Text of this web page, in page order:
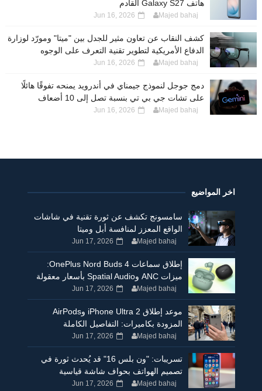
هاتف Galaxy S27 القادم
Majed bahaj
Jun 16, 2026
كشف النقاب عن تعاون مثير للجدل بين "ميتا" ومورّد لوزارة
الدفاع الأمريكية لتطوير تقنية التعرف على الوجوه
Majed bahaj
Jun 16, 2026
دمج جوجل لنموذج جيمناي في أندرويد يمنحه تفوقًا هائلًا
على تشات جي بي تي بنسبة تصل إلى 10 أضعاف
Majed bahaj
Jun 16, 2026
اخر المواضيع
سامسونج تكشف عن ثورة تقنية في شاشات
الواقع المعزز لمنافسة أبل وميتا
Majed bahaj
Jun 17, 2026
إطلاق سماعات OnePlus Nord Buds 4:
ميزات ANC وSpatial Audio بأسعار معقولة
Majed bahaj
Jun 17, 2026
موعد إطلاق iPhone Ultra 2 وAirPods
المزودة بكاميرات: التفاصيل الكاملة
Majed bahaj
Jun 17, 2026
تسريبات: "ون بلس 16" قد يُحدث ثورة في
تصميم الهواتف بحواف شاشة قياسية
Majed bahaj
Jun 17, 2026